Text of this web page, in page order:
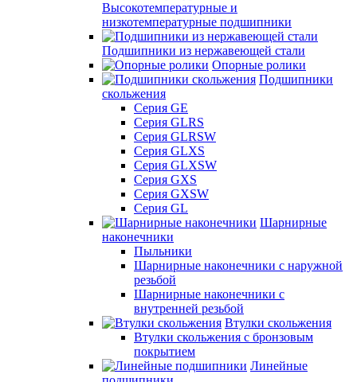
Высокотемпературные и
низкотемпературные подшипники
Подшипники из нержавеющей стали
Опорные ролики
Подшипники
скольжения
Серия GE
Серия GLRS
Серия GLRSW
Серия GLXS
Серия GLXSW
Серия GXS
Серия GXSW
Серия GL
Шарнирные
наконечники
Пыльники
Шарнирные наконечники с наружной
резьбой
Шарнирные наконечники с
внутренней резьбой
Втулки скольжения
Втулки скольжения с бронзовым
покрытием
Линейные